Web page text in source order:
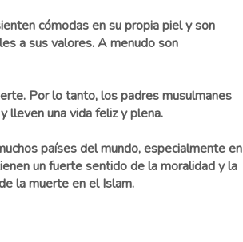
cómodas en su propia piel y son
a sus valores. A menudo son
Por lo tanto, los padres musulmanes
lleven una vida feliz y plena.
países del mundo, especialmente en
un fuerte sentido de la moralidad y la
la muerte en el Islam.